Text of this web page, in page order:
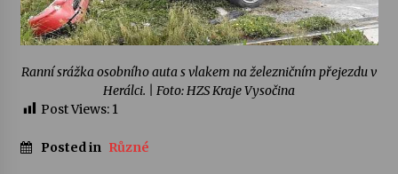
Varhanní recitál Michala Novenka v Klášteře
Želiv
3. 7. 2026
Ranní srážka osobního auta s vlakem na železničním přejezdu v
Herálci. | Foto: HZS Kraje Vysočina
Post Views: 1
Posted in Různé